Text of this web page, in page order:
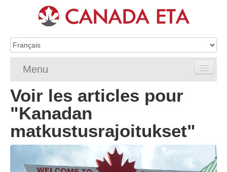
Menu
Home
Demande d’eTA
Exigences de l’eTA
FAQ de l’eTA
Voir les articles pour
"Kanadan
matkustusrajoitukset"